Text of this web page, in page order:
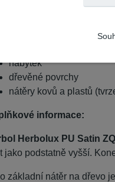
nábytek
dřevěné povrchy
nátěry kovů a plastů
informace:
Herbolux PU Satin ZQ
jako podstatně vyšší.
základní nátěr na dřevo